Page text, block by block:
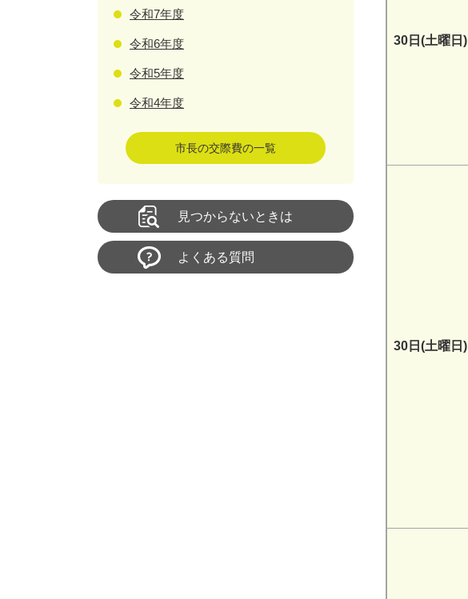
30日(土曜日)
30日(土曜日)
令和7年度
令和6年度
令和5年度
令和4年度
市長の交際費の一覧
見つからないときは
よくある質問